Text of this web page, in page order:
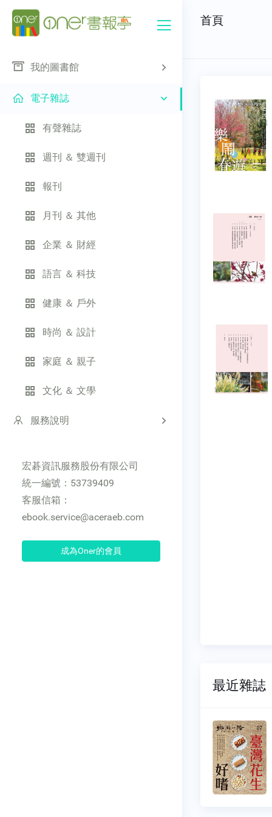
我的圖書館
電子雜誌
有聲雜誌
週刊 ＆ 雙週刊
報刊
月刊 ＆ 其他
企業 ＆ 財經
語言 ＆ 科技
健康 ＆ 戶外
時尚 ＆ 設計
家庭 ＆ 親子
文化 ＆ 文學
服務說明
宏碁資訊服務股份有限公司
統一編號：53739409
客服信箱：
ebook.service@aceraeb.com
成為Oner的會員
首頁
最近雜誌